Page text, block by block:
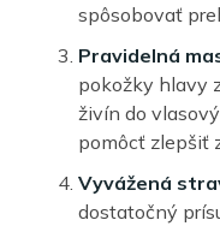
spôsobovať
Pravidelná
pokožky hlavy
živín do
pomôcť zlepšiť
Vyvážená
dostatočný